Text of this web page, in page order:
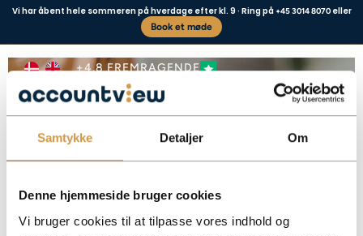
Samtykke Detaljer Om
Denne hjemmeside bruger cookies
Vi bruger cookies til at tilpasse vores indhold og
Vi har åbent hele sommeren på hverdage efter kl. 9 · Ring på +45 3014 8070eller
Book et møde
+4,8 FREMRAGENDE
Reklamebeskyttelse